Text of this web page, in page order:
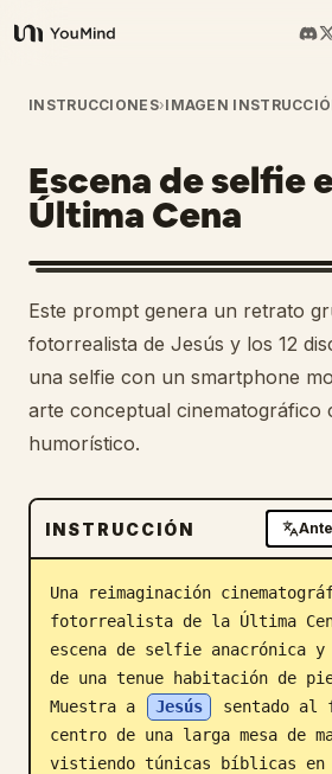
YouMind
Resumen
Casos de uso
Habilidades
Prompts
Precios
Blog
Actualizaciones
INSTRUCCIONES›IMAGEN
Escena de selfie
Última Cena
Este prompt genera un retrato
fotorrealista de Jesús y los 12
una selfie con un smartphone
arte conceptual cinematográfico
humorístico.
INSTRUCCIÓN
Una reimaginación
fotorrealista de la Última
escena de selfie anacrónica y
de una tenue habitación de
Muestra a
Jesús
sentado al
centro de una larga mesa de
vistiendo túnicas bíblicas